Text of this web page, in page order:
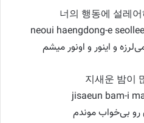
너의 행동에 설레
neoui haengdong-e
و اینور و اونور میشم
지새운 밤이
jisaeun bam-i
بی‌خواب موندم